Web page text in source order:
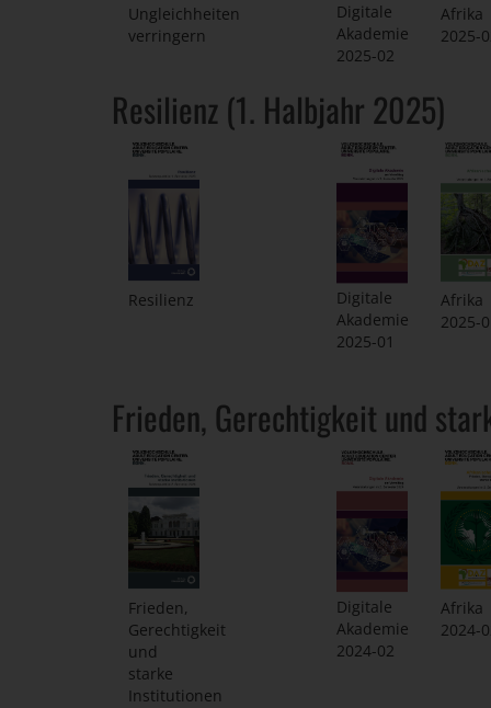
Ungleichheiten
verringern
Digitale
Akademie
2025-02
Afrika
2025-
Resilienz (1. Halbjahr 2025)
Resilienz
Digitale
Akademie
2025-01
Afrika
2025-
Frieden, Gerechtigkeit und
Frieden,
Gerechtigkeit
und
starke
Institutionen
Digitale
Akademie
2024-02
Afrika
2024-